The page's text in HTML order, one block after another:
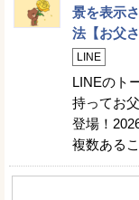
景を表示
法【お父
LINE
LINEのト
持ってお
登場！
複数ある